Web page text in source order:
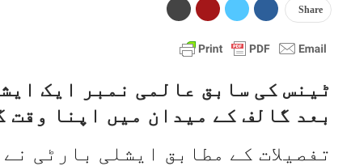
Share
ٹینس کی سابق عالمی نمبر ایک
بعد گالف کے میدان میں اپنا وقت
تفصیلات کے مطابق ایشلی بارٹی